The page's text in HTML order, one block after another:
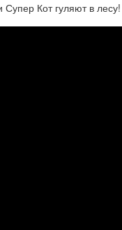
Кот гуляют в